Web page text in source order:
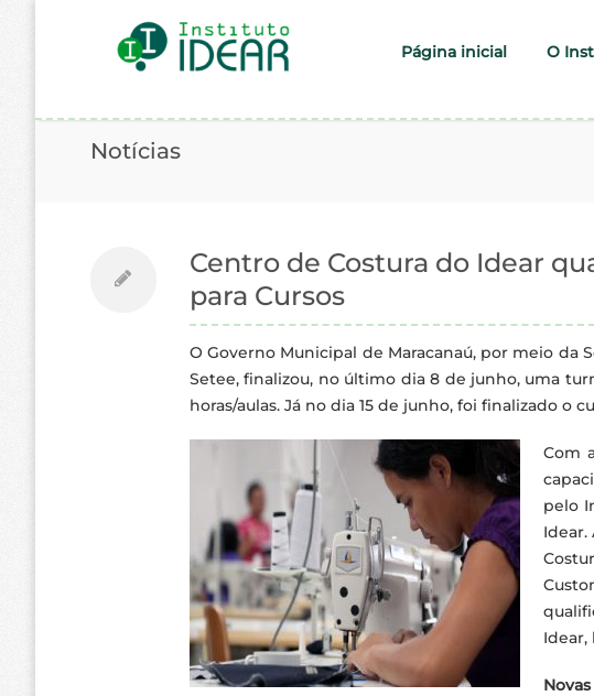
Página inicial O
Notícias
Centro de Costura do Idear
para Cursos
O Governo Municipal de Maracanaú, por meio da
Setee, finalizou, no último dia 8 de junho, uma
horas/aulas. Já no dia 15 de junho, foi finalizado o
Com
pelo
Idear.
Idear,